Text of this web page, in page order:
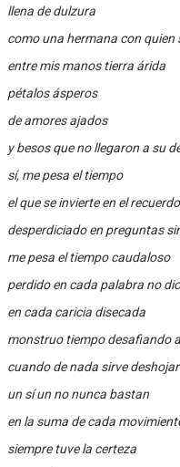
llena de dulzura
como una hermana con quien
entre mis manos tierra árida
pétalos ásperos
de amores ajados
y besos que no llegaron a su
sí, me pesa el tiempo
el que se invierte en el recuerdo
desperdiciado en preguntas
me pesa el tiempo caudaloso
perdido en cada palabra no
en cada caricia disecada
monstruo tiempo desafiando
cuando de nada sirve
un sí un no nunca bastan
en la suma de cada
siempre tuve la certeza